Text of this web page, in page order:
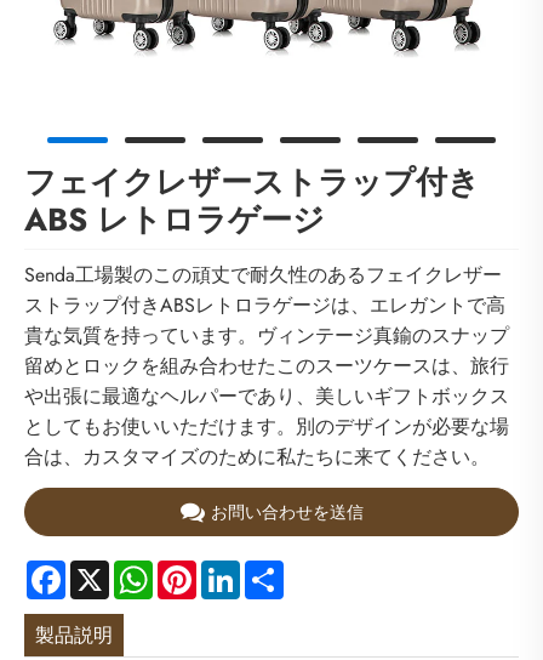
フェイクレザーストラップ付き
ABS レトロラゲージ
Senda工場製のこの頑丈で耐久性のあるフェイクレザー
ストラップ付きABSレトロラゲージは、エレガントで高
貴な気質を持っています。ヴィンテージ真鍮のスナップ
留めとロックを組み合わせたこのスーツケースは、旅行
や出張に最適なヘルパーであり、美しいギフトボックス
としてもお使いいただけます。別のデザインが必要な場
合は、カスタマイズのために私たちに来てください。
お問い合わせを送信
Facebook
X WhatsApp
PinterestLinkedIn
製品説明